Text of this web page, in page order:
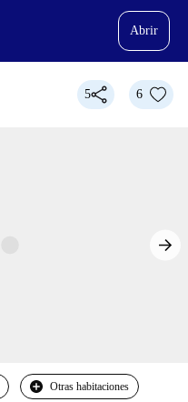
Abrir
5 6
Otras habitaciones